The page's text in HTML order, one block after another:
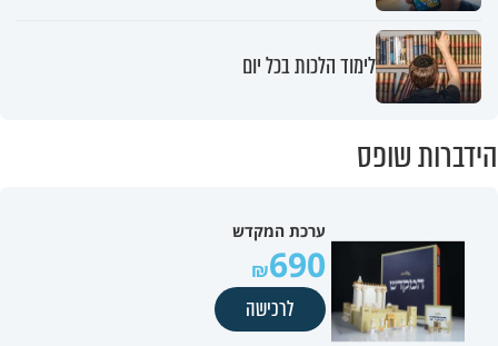
לימוד הלכות בכל יום
הידברות שופס
ערכת המקדש
690
לרכישה